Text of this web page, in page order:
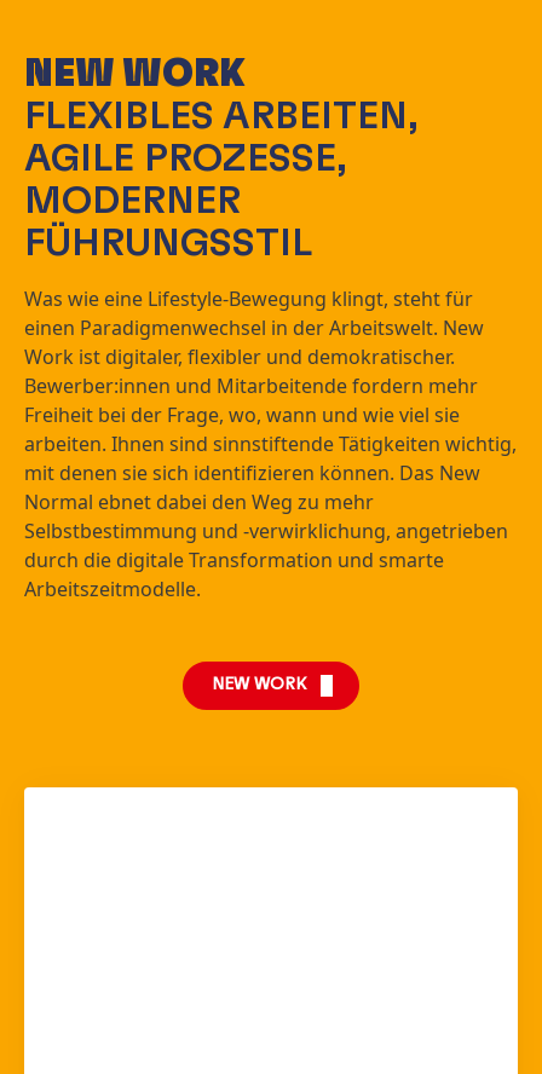
NEW WORK
FLEXIBLES ARBEITEN,
AGILE PROZESSE,
MODERNER
FÜHRUNGSSTIL
Was wie eine Lifestyle-Bewegung klingt, steht für
einen Paradigmenwechsel in der Arbeitswelt. New
Work ist digitaler, flexibler und demokratischer.
Bewerber:innen und Mitarbeitende fordern mehr
Freiheit bei der Frage, wo, wann und wie viel sie
arbeiten. Ihnen sind sinnstiftende Tätigkeiten wichtig,
mit denen sie sich identifizieren können. Das New
Normal ebnet dabei den Weg zu mehr
Selbstbestimmung und -verwirklichung, angetrieben
durch die digitale Transformation und smarte
Arbeitszeitmodelle.
NEW WORK